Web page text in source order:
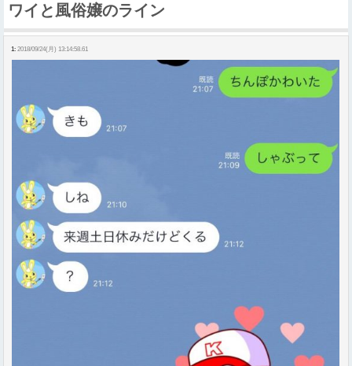
ワイと風俗嬢のライン
1: 2018/09/24(月) 13:14:58.61